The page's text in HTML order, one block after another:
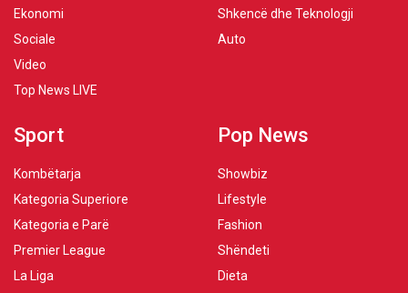
Ekonomi
Sociale
Video
Top News LIVE
Shkencë dhe Teknologji
Auto
Sport
Kombëtarja
Kategoria Superiore
Kategoria e Parë
Premier League
La Liga
Pop News
Showbiz
Lifestyle
Fashion
Shëndeti
Dieta